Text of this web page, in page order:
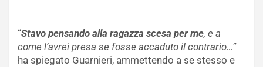
“Stavo pensando alla ragazza scesa per me, e a
come l’avrei presa se fosse accaduto il contrario…”
ha spiegato Guarnieri, ammettendo a se stesso e